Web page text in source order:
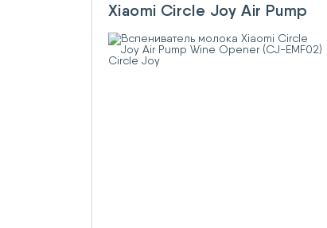
Xiaomi Circle Joy Air Pump
Wine Opener (CJ-EMF02)
Circle Joy